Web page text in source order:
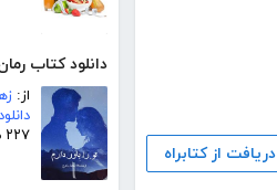
دانلود کتاب
از:
۲۲۷ صفحه
دریافت از کتابراه